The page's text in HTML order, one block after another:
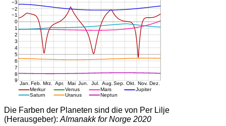
Die Farben der Planeten sind die von Per Lilje
(Herausgeber): Almanakk for Norge 2020